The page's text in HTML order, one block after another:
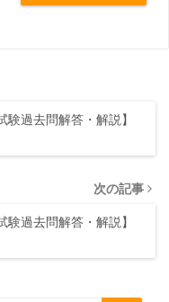
験過去問解答・解説】
次の記事
験過去問解答・解説】